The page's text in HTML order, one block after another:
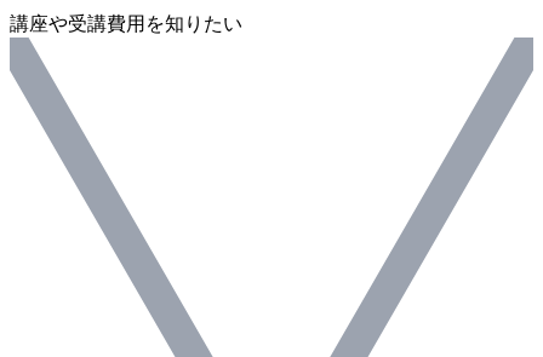
講座や受講費用を知りたい